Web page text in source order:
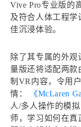
Vive Pro专业版的
及符合人体工程
佳沉浸体验。
除了其专属的外观
量版还将适配两款
制VR内容，令用
情：
《McLaren
人/多人操作的模
师，学习如何在